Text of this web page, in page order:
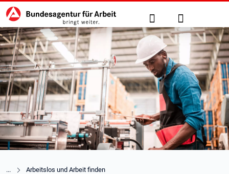
zu den Hauptinhalten springen
Hauptnavigation Suche Anmelden
Arbeitslos und Arbeit finden